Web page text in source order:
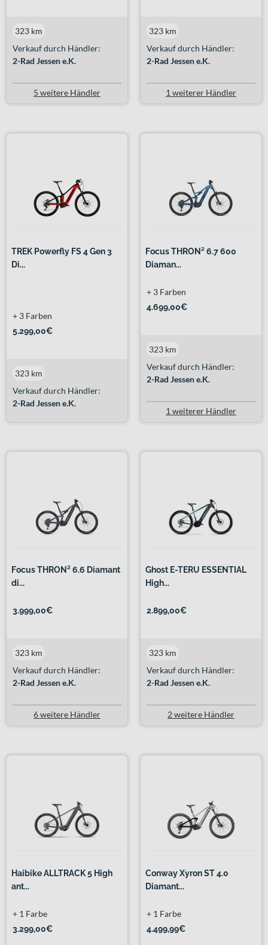
Verkauf durch Händler:
2-Rad Jessen e.K.
323 km
5 weitere Händler
Verkauf durch Händler:
2-Rad Jessen e.K.
323 km
1 weiterer Händler
TREK Powerfly FS 4 Gen 3
Di...
5.299,00€
+ 3 Farben
Verkauf durch Händler:
2-Rad Jessen e.K.
323 km
Focus THRON² 6.7 600
Diaman...
4.699,00€
+ 3 Farben
Verkauf durch Händler:
2-Rad Jessen e.K.
323 km
1 weiterer Händler
Focus THRON² 6.6 Diamant
di...
3.999,00€
Verkauf durch Händler:
2-Rad Jessen e.K.
323 km
6 weitere Händler
Ghost E-TERU ESSENTIAL
High...
2.899,00€
Verkauf durch Händler:
2-Rad Jessen e.K.
323 km
2 weitere Händler
Haibike ALLTRACK 5 High
ant...
3.299,00€
+ 1 Farbe
Conway Xyron ST 4.0
Diamant...
4.499,99€
+ 1 Farbe